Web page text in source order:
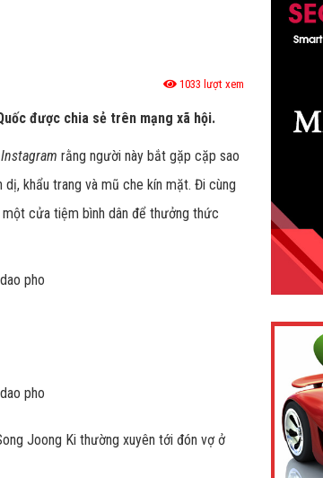
1033 lượt xem
được chia sẻ trên mạng xã hội.
Instagram rằng người này bắt gặp cặp sao
khẩu trang và mũ che kín mặt. Đi cùng
cửa tiệm bình dân để thưởng thức
Joong Ki thường xuyên tới đón vợ ở